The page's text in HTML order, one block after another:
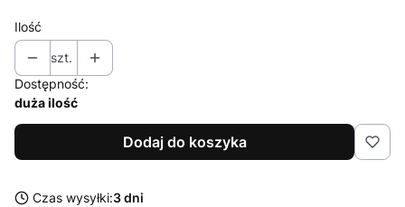
Ilość
szt.
Dostępność:
duża ilość
Dodaj do koszyka
Czas wysyłki:3 dni